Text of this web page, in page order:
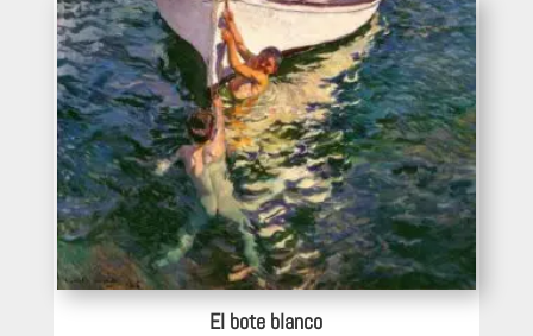
desde
330€
hasta
506€
El bote blanco